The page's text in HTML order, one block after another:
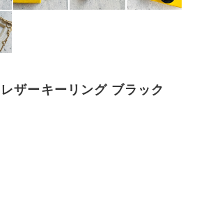
ザーキーリング ブラック